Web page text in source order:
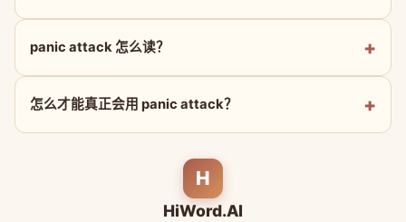
panic attack 怎么读？
怎么才能真正会用 panic attack？
H
HiWord.AI